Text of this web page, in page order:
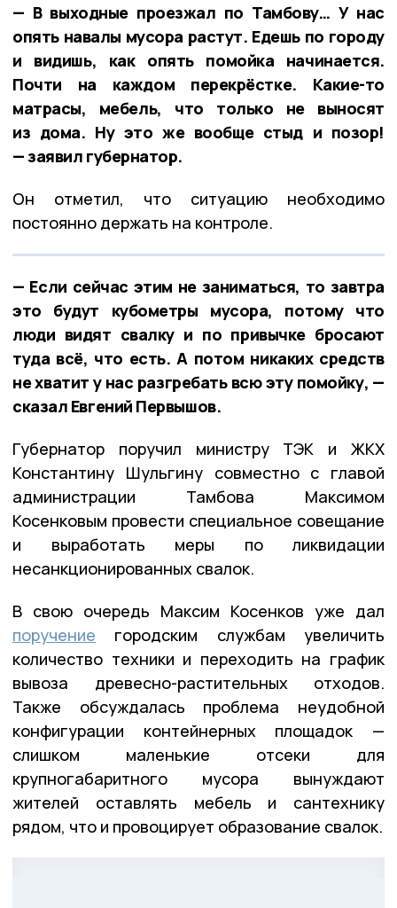
— В выходные проезжал по Тамбову… У нас
опять навалы мусора растут. Едешь по городу
и видишь, как опять помойка начинается.
Почти на каждом перекрёстке. Какие-то
матрасы, мебель, что только не выносят
из дома. Ну это же вообще стыд и позор!
— заявил губернатор.
Он отметил, что ситуацию необходимо
постоянно держать на контроле.
— Если сейчас этим не заниматься, то завтра
это будут кубометры мусора, потому что
люди видят свалку и по привычке бросают
туда всё, что есть. А потом никаких средств
не хватит у нас разгребать всю эту помойку, —
сказал Евгений Первышов.
Губернатор поручил министру ТЭК и ЖКХ
Константину Шульгину совместно с главой
администрации Тамбова Максимом
Косенковым провести специальное совещание
и выработать меры по ликвидации
несанкционированных свалок.
В свою очередь Максим Косенков уже дал
поручение городским службам увеличить
количество техники и переходить на график
вывоза древесно-растительных отходов.
Также обсуждалась проблема неудобной
конфигурации контейнерных площадок —
слишком маленькие отсеки для
крупногабаритного мусора вынуждают
жителей оставлять мебель и сантехнику
рядом, что и провоцирует образование свалок.